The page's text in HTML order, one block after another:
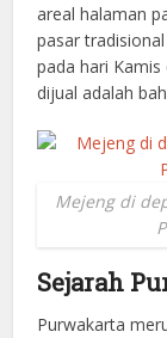
areal halaman
pasar
pada hari
dijual adalah
Mejeng di
Sejarah
Purwakarta